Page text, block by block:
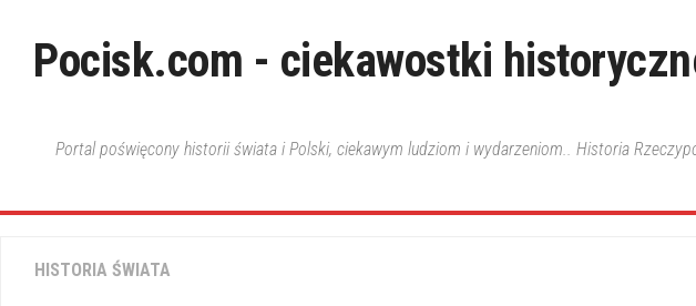
contentPocisk.com - ciekawostki
Portal poświęcony historii świata i Polski, ciekawym ludziom i wydarzeniom.. Historia
HISTORIA ŚWIATA